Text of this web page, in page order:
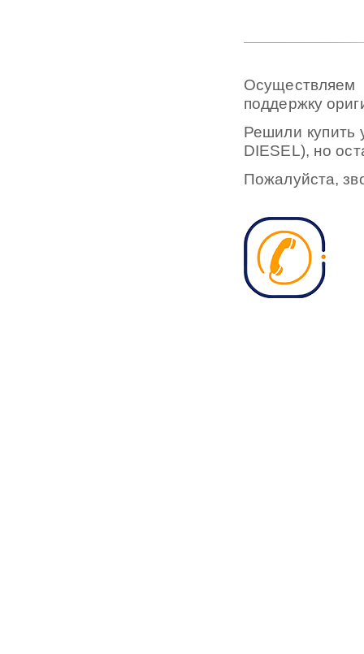
Осуществляем
поддержку
Решили купить
DIESEL), но
Пожалуйста,